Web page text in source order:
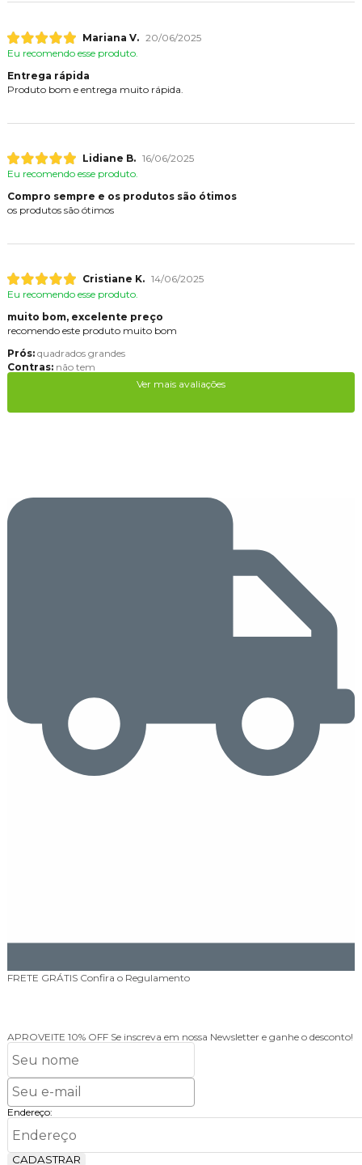
Mariana V. 20/06/2025
Eu recomendo esse produto.
Entrega rápida
Produto bom e entrega muito rápida.
Lidiane B. 16/06/2025
Eu recomendo esse produto.
Compro sempre e os produtos são ótimos
os produtos são ótimos
Cristiane K. 14/06/2025
Eu recomendo esse produto.
muito bom, excelente preço
recomendo este produto muito bom
Prós: quadrados grandes
Contras: não tem
Ver mais avaliações
FRETE GRÁTIS Confira o Regulamento
APROVEITE 10% OFF Se inscreva em nossa Newsletter e ganhe o desconto!
Endereço:
CADASTRAR